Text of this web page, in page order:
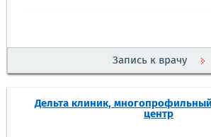
Запись к врачу
Дельта клиник,
центр